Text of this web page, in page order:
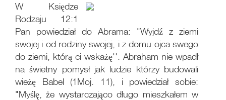
W Księdze
Rodzaju 12:1
Pan powiedział do Abrama: "Wyjdź z ziemi
swojej i od rodziny swojej, i z domu ojca swego
do ziemi, którą ci wskażę''. Abraham nie wpadł
na świetny pomysł jak ludzie którzy budowali
wieżę Babel (1Moj. 11), i powiedział sobie:
"Myślę, że wystarczająco długo mieszkałem w